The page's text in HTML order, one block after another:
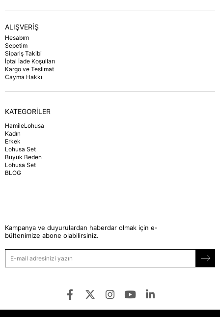
ALIŞVERİŞ
Hesabım
Sepetim
Sipariş Takibi
İptal İade Koşulları
Kargo ve Teslimat
Cayma Hakkı
KATEGORİLER
HamileLohusa
Kadın
Erkek
Lohusa Set
Büyük Beden
Lohusa Set
BLOG
Kampanya ve duyurulardan haberdar olmak için e-
bültenimize abone olabilirsiniz.